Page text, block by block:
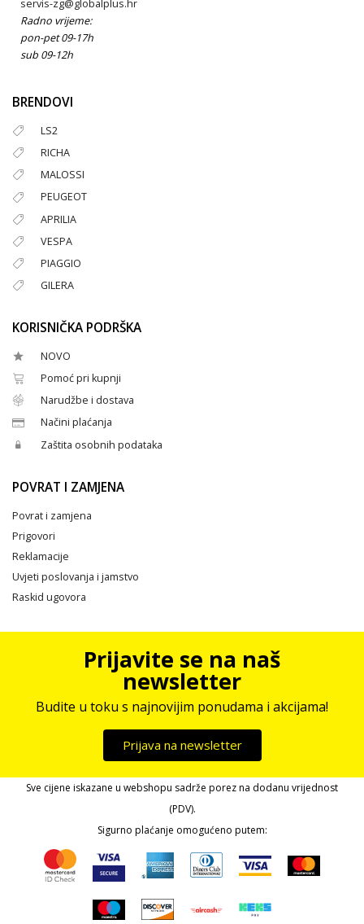
servis-zg@globalplus.hr
Radno vrijeme:
pon-pet 09-17h
sub 09-12h
BRENDOVI
LS2
RICHA
MALOSSI
PEUGEOT
APRILIA
VESPA
PIAGGIO
GILERA
KORISNIČKA PODRŠKA
NOVO
Pomoć pri kupnji
Narudžbe i dostava
Načini plaćanja
Zaštita osobnih podataka
POVRAT I ZAMJENA
Povrat i zamjena
Prigovori
Reklamacije
Uvjeti poslovanja i jamstvo
Raskid ugovora
Prijavite se na naš
newsletter
Budite u toku s najnovijim ponudama i akcijama!
Prijava na newsletter
Sve cijene iskazane u webshopu sadrže porez na dodanu vrijednost
(PDV).
Sigurno plaćanje omogućeno putem: